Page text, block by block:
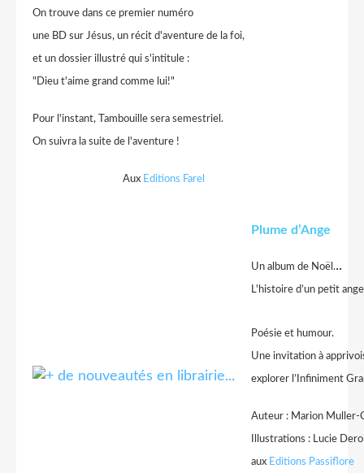
On trouve dans ce premier numéro
une BD sur Jésus, un récit d'aventure de la foi,
et un dossier illustré qui s'intitule :
"Dieu t'aime grand comme lui!"
Pour l'instant, Tambouille sera semestriel.
On suivra la suite de l'aventure !
Aux Editions Farel
Plume d’Ange
Un album de Noël...
L'histoire d’un petit
Poésie et humour.
Une invitation à
explorer l’Infiniment
Auteur : Marion Muller-
Illustrations : Lucie
aux Editions Passiflore